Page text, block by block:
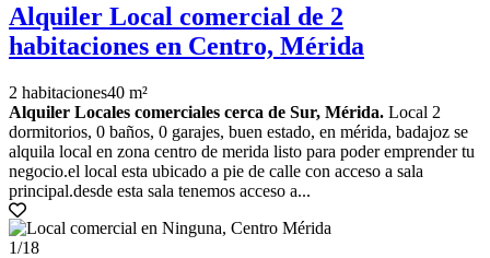
Alquiler Local comercial de 2
habitaciones en Centro, Mérida
2 habitaciones40 m²
Alquiler Locales comerciales cerca de Sur, Mérida. Local 2
dormitorios, 0 baños, 0 garajes, buen estado, en mérida, badajoz se
alquila local en zona centro de merida listo para poder emprender tu
negocio.el local esta ubicado a pie de calle con acceso a sala
principal.desde esta sala tenemos acceso a...
1/18